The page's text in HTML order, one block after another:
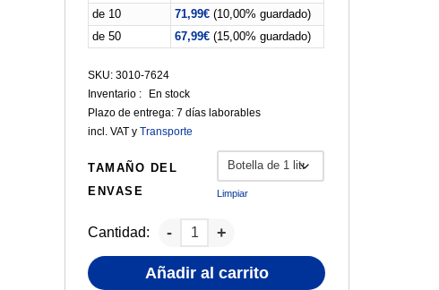
de 10
71,99€ (10,00% guardado)
de 50
67,99€ (15,00% guardado)
SKU: 3010-7624
Inventario :
En stock
Plazo de entrega:7 días laborables
incl. VAT yTransporte
TAMAÑO DEL
ENVASE
Limpiar
Cantidad:
Añadir al carrito